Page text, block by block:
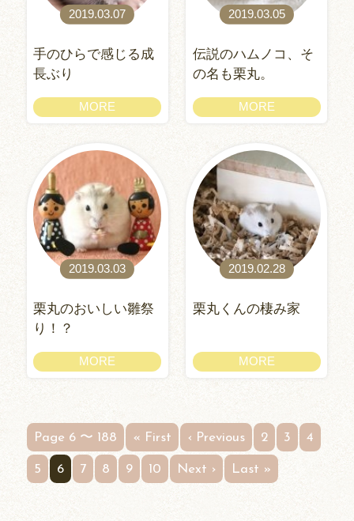
2019.03.07
手のひらで感じる成
長ぶり
MORE
2019.03.05
伝説のハムノコ、そ
の名も栗丸。
MORE
2019.03.03
栗丸のおいしい雛祭
り！？
MORE
2019.02.28
栗丸くんの棲み家
MORE
Page 6 〜 188 « First ‹ Previous 2 3 4
5 6 7 8 9 10 Next › Last »